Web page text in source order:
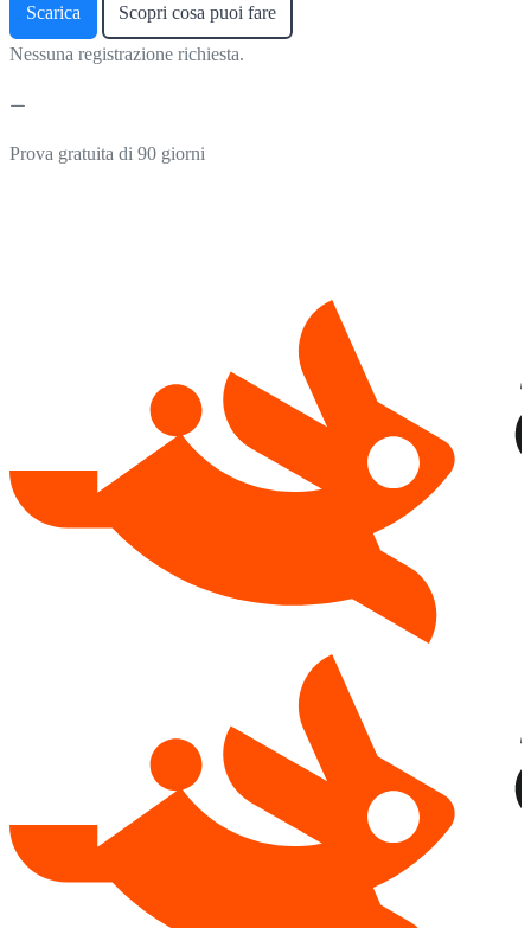
Scarica Scopri cosa puoi fare
Nessuna registrazione richiesta.
Prova gratuita di 90 giorni